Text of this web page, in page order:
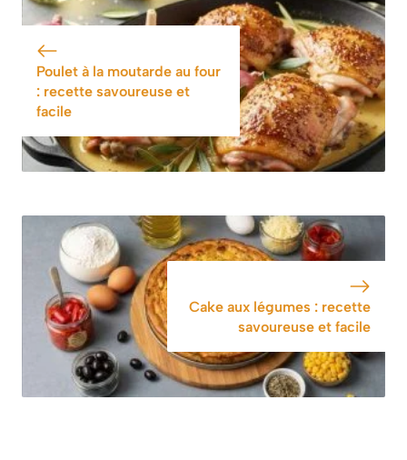
Savoureuse
Savoureuse
Poulet à la moutarde au four
: recette savoureuse et
facile
Cake aux légumes : recette
savoureuse et facile